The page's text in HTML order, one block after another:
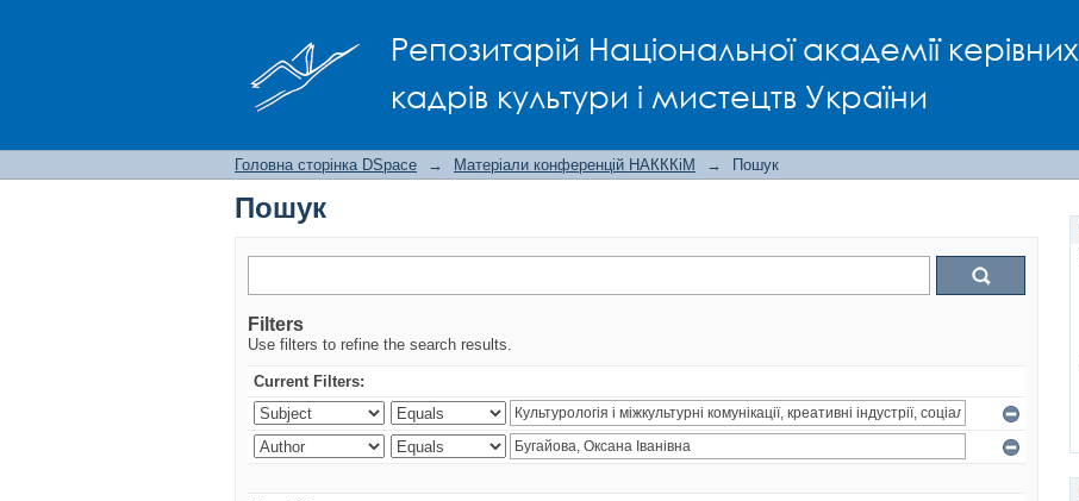
Репозитарій Національної академії керівних
кадрів культури і мистецтв України
Головна сторінка DSpace → Матеріали конференцій НАКККіМ → Пошук
Пошук
Filters
Use filters to refine the search results.
Current Filters: